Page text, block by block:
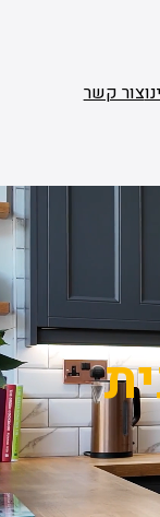
צור קשר